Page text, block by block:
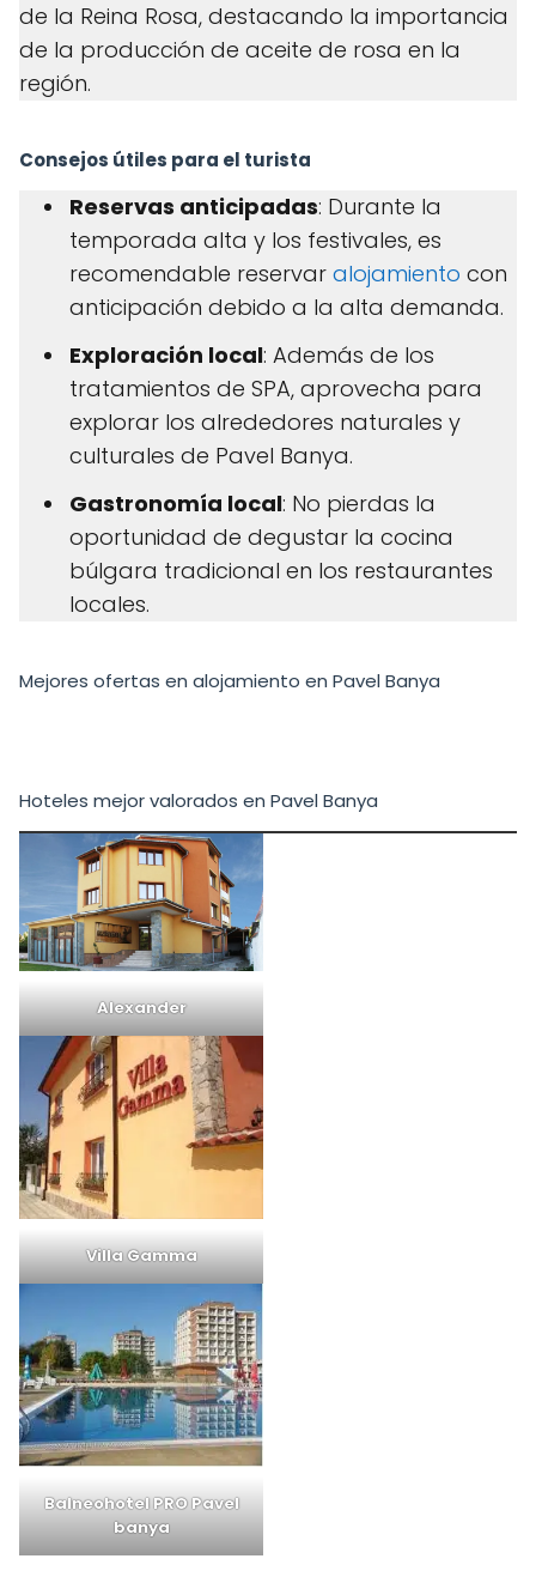
de la Reina Rosa, destacando la importancia
de la producción de aceite de rosa en la
región.
Consejos útiles para el turista
Reservas anticipadas: Durante la
temporada alta y los festivales, es
recomendable reservar alojamiento con
anticipación debido a la alta demanda.
Exploración local: Además de los
tratamientos de SPA, aprovecha para
explorar los alrededores naturales y
culturales de Pavel Banya.
Gastronomía local: No pierdas la
oportunidad de degustar la cocina
búlgara tradicional en los restaurantes
locales.
Mejores ofertas en alojamiento en Pavel Banya
Hoteles mejor valorados en Pavel Banya
Alexander
Villa Gamma
Balneohotel PRO Pavel
banya